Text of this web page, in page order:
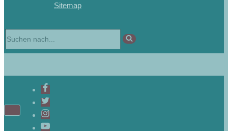
Sitemap
Navigations-